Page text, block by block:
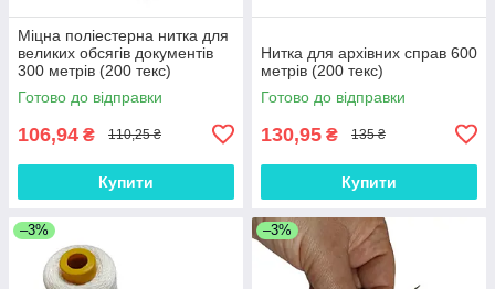
Міцна поліестерна нитка для
великих обсягів документів
300 метрів (200 текс)
Готово до відправки
106,94 ₴ 110,25 ₴
Купити
Нитка для архівних справ 600
метрів (200 текс)
Готово до відправки
130,95 ₴ 135 ₴
Купити
–3% –3%